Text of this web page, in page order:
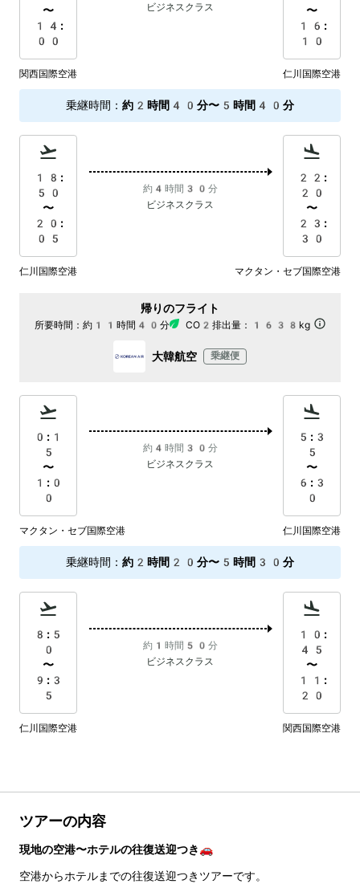
〜
14:
00
ビジネスクラス
〜
16:
10
関西国際空港 仁川国際空港
乗継時間 ： 約2時間40分〜5時間40分
18:
50
〜
20:
05
約4時間30分
ビジネスクラス
22:
20
〜
23:
30
仁川国際空港 マクタン・セブ国際空港
帰りのフライト
所要時間： 約11時間40分 CO2排出量： 1638kg
大韓航空 乗継便
0:1
5
〜
1:0
0
約4時間30分
ビジネスクラス
5:3
5
〜
6:3
0
マクタン・セブ国際空港 仁川国際空港
乗継時間 ： 約2時間20分〜5時間30分
8:5
0
〜
9:3
5
約1時間50分
ビジネスクラス
10:
45
〜
11:
20
仁川国際空港 関西国際空港
ツアーの内容
現地の空港〜ホテルの往復送迎つき🚗
空港からホテルまでの往復送迎つきツアーです。